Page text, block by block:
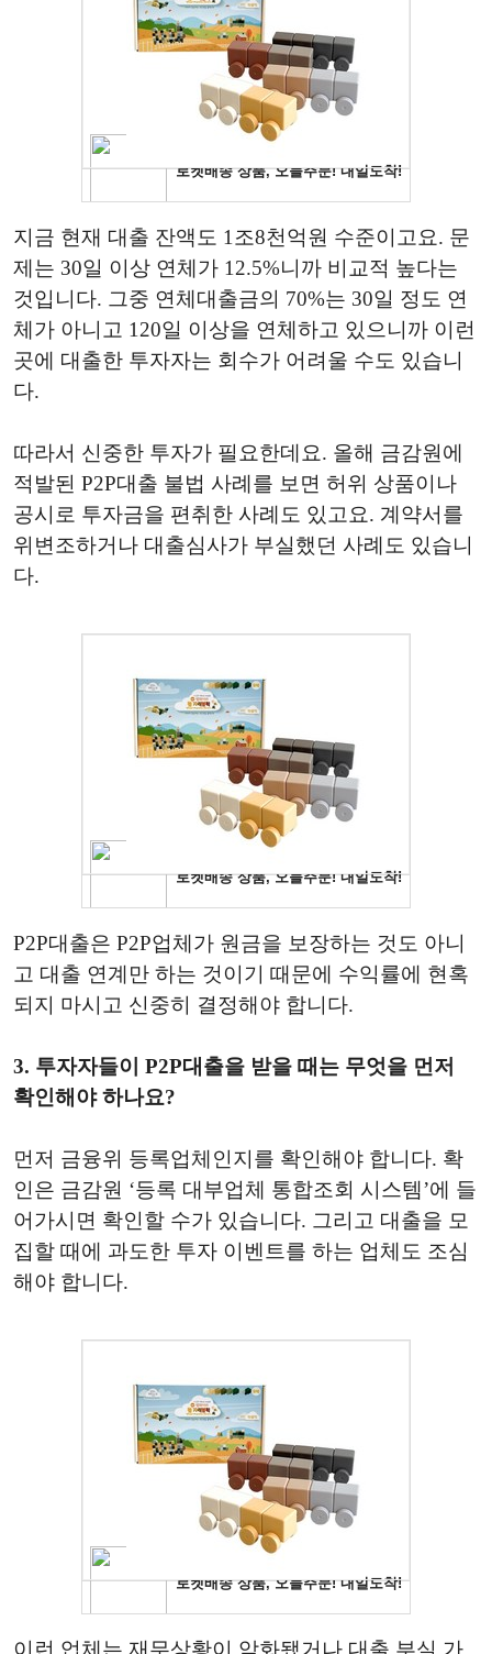
지금 현재 대출 잔액도 1조8천억원 수준이고요. 문
제는 30일 이상 연체가 12.5%니까 비교적 높다는
것입니다. 그중 연체대출금의 70%는 30일 정도 연
체가 아니고 120일 이상을 연체하고 있으니까 이런
곳에 대출한 투자자는 회수가 어려울 수도 있습니
다.
따라서 신중한 투자가 필요한데요. 올해 금감원에
적발된 P2P대출 불법 사례를 보면 허위 상품이나
공시로 투자금을 편취한 사례도 있고요. 계약서를
위변조하거나 대출심사가 부실했던 사례도 있습니
다.
P2P대출은 P2P업체가 원금을 보장하는 것도 아니
고 대출 연계만 하는 것이기 때문에 수익률에 현혹
되지 마시고 신중히 결정해야 합니다.
3. 투자자들이 P2P대출을 받을 때는 무엇을 먼저
확인해야 하나요?
먼저 금융위 등록업체인지를 확인해야 합니다. 확
인은 금감원 ‘등록 대부업체 통합조회 시스템’에 들
어가시면 확인할 수가 있습니다. 그리고 대출을 모
집할 때에 과도한 투자 이벤트를 하는 업체도 조심
해야 합니다.
이런 업체는 재무상황이 악화됐거나 대출 부실 가